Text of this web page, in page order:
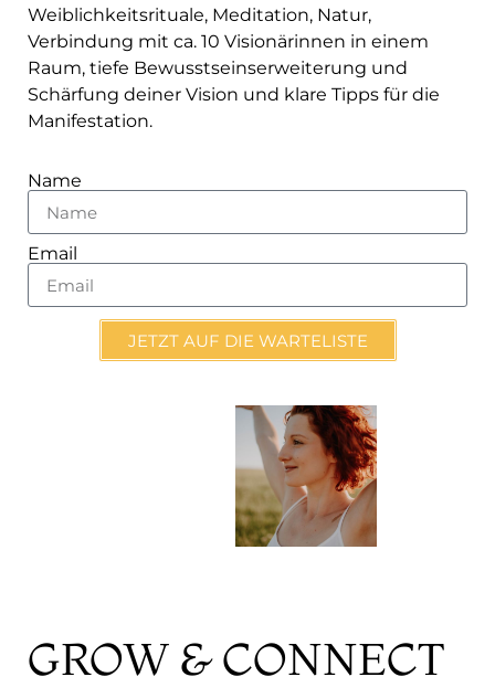
Weiblichkeitsrituale, Meditation, Natur,
Verbindung mit ca. 10 Visionärinnen in einem
Raum, tiefe Bewusstseinserweiterung und
Schärfung deiner Vision und klare Tipps für die
Manifestation.
Name
Email
JETZT AUF DIE WARTELISTE
GROW & CONNECT